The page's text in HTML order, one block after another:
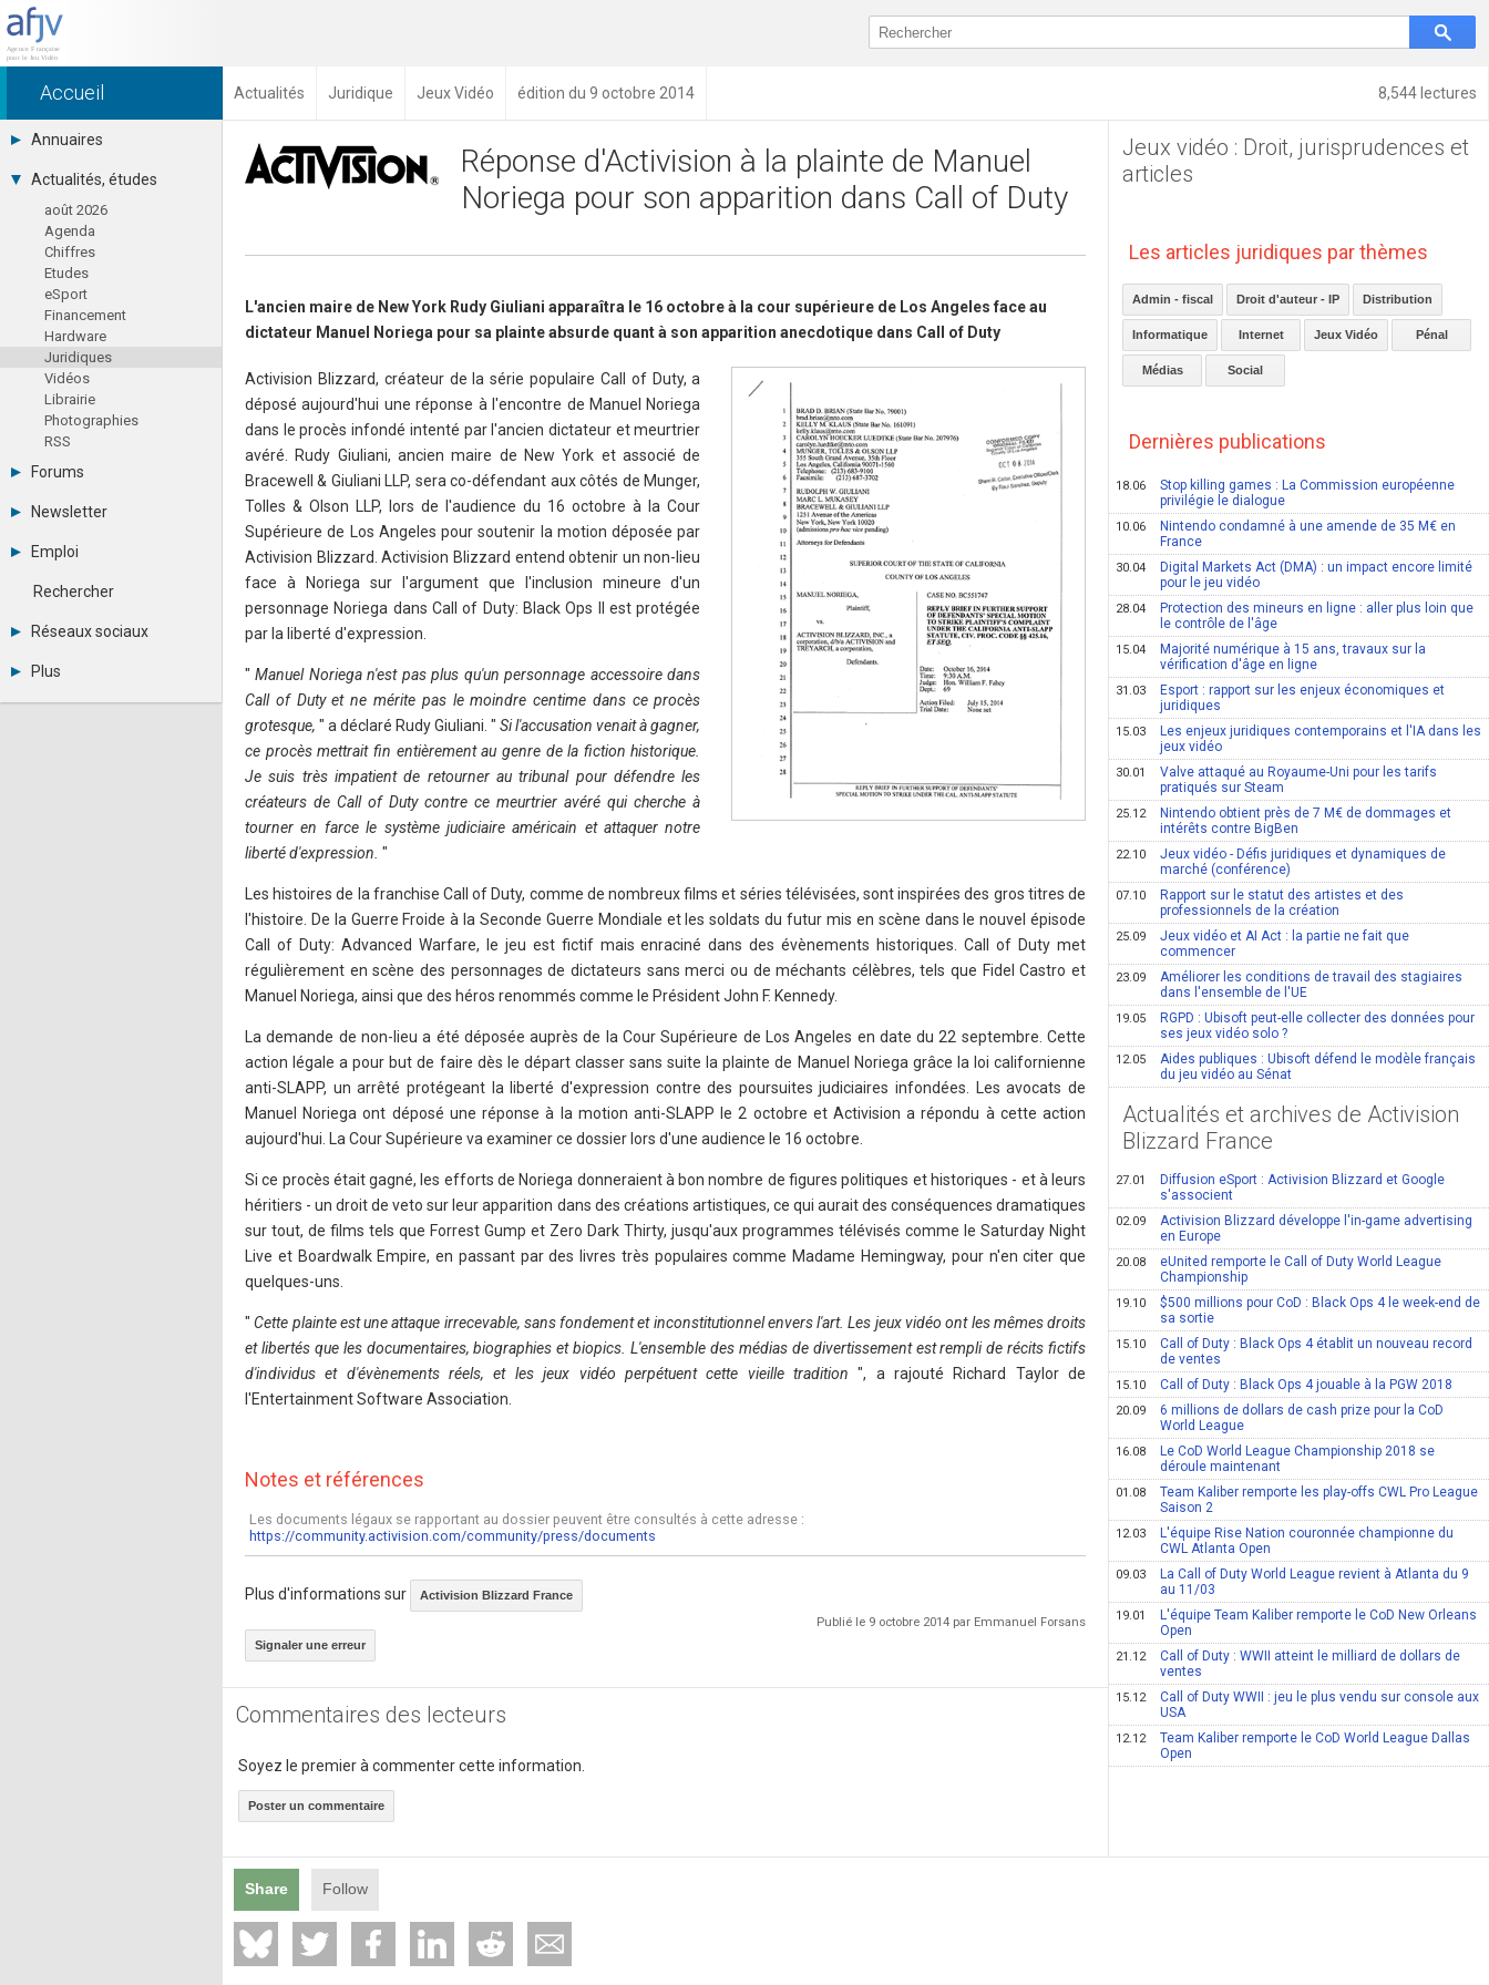
8,544 lectures
Accueil Actualités Juridique Jeux Vidéo édition du 9 octobre 2014
Annuaires
Toutes les sociétés (691)
Studios (418)
Editeurs (49)
Distributeurs (16)
Hard. / Accessoires (10)
Middlewares (15)
Prestataires (99)
Assoc. / Syndicats (21)
Formations / Ecoles (46)
Presse spécialisée (17)
Actualités, études
août 2026
Agenda
Chiffres
Etudes
eSport
Financement
Hardware
Juridiques
Vidéos
Librairie
Photographies
RSS
Forums
Tous les forums
Se connecter
Messages privés
Contacter un modérateur
Newsletter
Archives
Abonnement
Emploi
Consulter les annonces
Observatoire de l'emploi
Rechercher
Réseaux sociaux
LinkedIn
Plus
Annonceurs
Réponse d'Activision à la plainte de Manuel
Noriega pour son apparition dans Call of Duty
L'ancien maire de New York Rudy Giuliani apparaîtra le 16 octobre à la cour supérieure de Los Angeles face au
dictateur Manuel Noriega pour sa plainte absurde quant à son apparition anecdotique dans Call of Duty
Activision Blizzard, créateur de la série populaire Call of Duty, a
déposé aujourd'hui une réponse à l'encontre de Manuel Noriega
dans le procès infondé intenté par l'ancien dictateur et meurtrier
avéré. Rudy Giuliani, ancien maire de New York et associé de
Bracewell & Giuliani LLP, sera co-défendant aux côtés de Munger,
Tolles & Olson LLP, lors de l'audience du 16 octobre à la Cour
Supérieure de Los Angeles pour soutenir la motion déposée par
Activision Blizzard. Activision Blizzard entend obtenir un non-lieu
face à Noriega sur l'argument que l'inclusion mineure d'un
personnage Noriega dans Call of Duty: Black Ops II est protégée
par la liberté d'expression.
" Manuel Noriega n'est pas plus qu'un personnage accessoire dans
Call of Duty et ne mérite pas le moindre centime dans ce procès
grotesque," a déclaré Rudy Giuliani. " Si l'accusation venait à gagner,
ce procès mettrait fin entièrement au genre de la fiction historique.
Je suis très impatient de retourner au tribunal pour défendre les
créateurs de Call of Duty contre ce meurtrier avéré qui cherche à
tourner en farce le système judiciaire américain et attaquer notre
liberté d'expression. "
Les histoires de la franchise Call of Duty, comme de nombreux films et séries télévisées, sont inspirées des gros titres de
l'histoire. De la Guerre Froide à la Seconde Guerre Mondiale et les soldats du futur mis en scène dans le nouvel épisode
Call of Duty: Advanced Warfare, le jeu est fictif mais enraciné dans des évènements historiques. Call of Duty met
régulièrement en scène des personnages de dictateurs sans merci ou de méchants célèbres, tels que Fidel Castro et
Manuel Noriega, ainsi que des héros renommés comme le Président John F. Kennedy.
La demande de non-lieu a été déposée auprès de la Cour Supérieure de Los Angeles en date du 22 septembre. Cette
action légale a pour but de faire dès le départ classer sans suite la plainte de Manuel Noriega grâce la loi californienne
anti-SLAPP, un arrêté protégeant la liberté d'expression contre des poursuites judiciaires infondées. Les avocats de
Manuel Noriega ont déposé une réponse à la motion anti-SLAPP le 2 octobre et Activision a répondu à cette action
aujourd'hui. La Cour Supérieure va examiner ce dossier lors d'une audience le 16 octobre.
Si ce procès était gagné, les efforts de Noriega donneraient à bon nombre de figures politiques et historiques - et à leurs
héritiers - un droit de veto sur leur apparition dans des créations artistiques, ce qui aurait des conséquences dramatiques
sur tout, de films tels que Forrest Gump et Zero Dark Thirty, jusqu'aux programmes télévisés comme le Saturday Night
Live et Boardwalk Empire, en passant par des livres très populaires comme Madame Hemingway, pour n'en citer que
quelques-uns.
" Cette plainte est une attaque irrecevable, sans fondement et inconstitutionnel envers l'art. Les jeux vidéo ont les mêmes droits
et libertés que les documentaires, biographies et biopics. L'ensemble des médias de divertissement est rempli de récits fictifs
d'individus et d'évènements réels, et les jeux vidéo perpétuent cette vieille tradition", a rajouté Richard Taylor de
l'Entertainment Software Association.
Notes et références
Les documents légaux se rapportant au dossier peuvent être consultés à cette adresse :
https://community.activision.com/community/press/documents
Plus d'informations sur Activision Blizzard France
Publié le 9 octobre 2014 par Emmanuel Forsans
Signaler une erreur
Commentaires des lecteurs
Soyez le premier à commenter cette information.
Poster un commentaire
Jeux vidéo : Droit, jurisprudences et
articles
Les articles juridiques par thèmes
Admin - fiscal Droit d'auteur - IP Distribution
Informatique Internet Jeux Vidéo Pénal
Médias Social
Dernières publications
18.06
Stop killing games : La Commission européenne
privilégie le dialogue
10.06
Nintendo condamné à une amende de 35 M€ en
France
30.04
Digital Markets Act (DMA) : un impact encore limité
pour le jeu vidéo
28.04
Protection des mineurs en ligne : aller plus loin que
le contrôle de l'âge
15.04
Majorité numérique à 15 ans, travaux sur la
vérification d'âge en ligne
31.03
Esport : rapport sur les enjeux économiques et
juridiques
15.03
Les enjeux juridiques contemporains et l'IA dans les
jeux vidéo
30.01
Valve attaqué au Royaume-Uni pour les tarifs
pratiqués sur Steam
25.12
Nintendo obtient près de 7 M€ de dommages et
intérêts contre BigBen
22.10
Jeux vidéo - Défis juridiques et dynamiques de
marché (conférence)
07.10
Rapport sur le statut des artistes et des
professionnels de la création
25.09
Jeux vidéo et AI Act : la partie ne fait que
commencer
23.09
Améliorer les conditions de travail des stagiaires
dans l'ensemble de l'UE
19.05
RGPD : Ubisoft peut-elle collecter des données pour
ses jeux vidéo solo ?
12.05
Aides publiques : Ubisoft défend le modèle français
du jeu vidéo au Sénat
Actualités et archives de Activision
Blizzard France
27.01
Diffusion eSport : Activision Blizzard et Google
s'associent
02.09
Activision Blizzard développe l'in-game advertising
en Europe
20.08
eUnited remporte le Call of Duty World League
Championship
19.10
$500 millions pour CoD : Black Ops 4 le week-end de
sa sortie
15.10
Call of Duty : Black Ops 4 établit un nouveau record
de ventes
15.10 Call of Duty : Black Ops 4 jouable à la PGW 2018
20.09
6 millions de dollars de cash prize pour la CoD
World League
16.08
Le CoD World League Championship 2018 se
déroule maintenant
01.08
Team Kaliber remporte les play-offs CWL Pro League
Saison 2
12.03
L'équipe Rise Nation couronnée championne du
CWL Atlanta Open
09.03
La Call of Duty World League revient à Atlanta du 9
au 11/03
19.01
L'équipe Team Kaliber remporte le CoD New Orleans
Open
21.12
Call of Duty : WWII atteint le milliard de dollars de
ventes
15.12
Call of Duty WWII : jeu le plus vendu sur console aux
USA
12.12
Team Kaliber remporte le CoD World League Dallas
Open
Share Follow